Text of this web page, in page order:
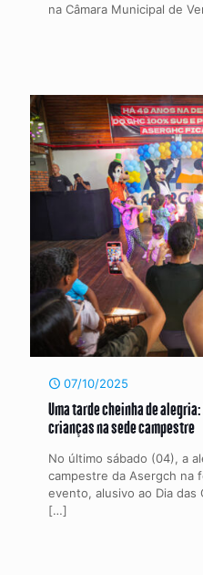
na Câmara Municipal de
07/10/2025
Uma tarde cheinha de
crianças na sede campestre
No último sábado (04), a
campestre da Asergch na
evento, alusivo ao Dia das
[…]